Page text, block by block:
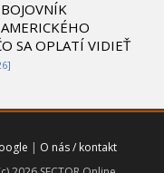
BOJOVNÍK
AMERICKÉHO
SA OPLATÍ VIDIEŤ
O nás / kontakt